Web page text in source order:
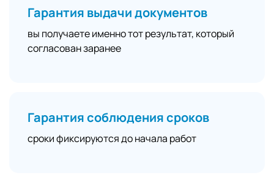
Гарантия выдачи документов
вы получаете именно тот результат, который
согласован заранее
Гарантия соблюдения сроков
сроки фиксируются до начала работ